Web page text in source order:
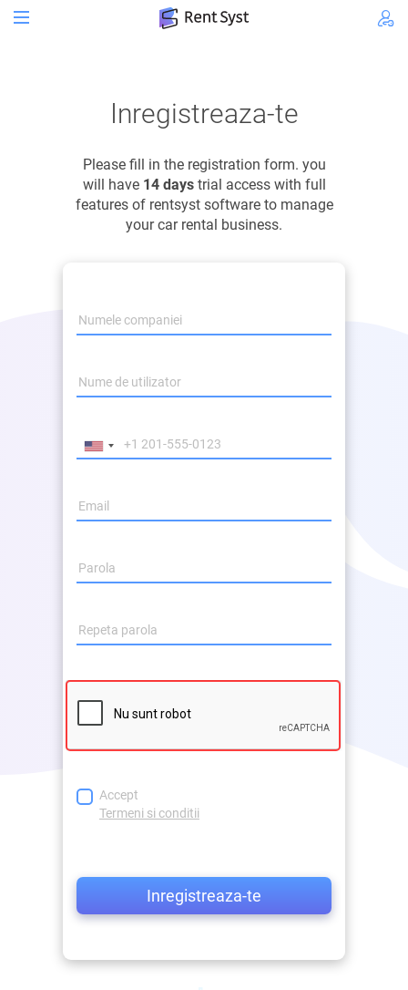
Inregistreaza-te
Please fill in the registration form. you
will have 14 daystrial access with full
features of rentsyst software to manage
your car rental business.
Accept
Termeni si conditii
Inregistreaza-te